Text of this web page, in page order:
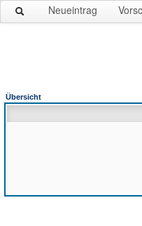
Neueintrag
Übersicht